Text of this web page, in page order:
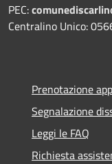
PEC:
Centralino Unico:
Prenotazione
Segnalazione
Leggi le FAQ
Richiesta